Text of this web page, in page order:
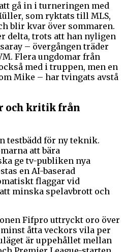
gå in i turneringen med
som ryktats till MLS,
blir kvar över sommaren.
delta, trots att han nyligen
– övergången träder
Flera ungdomar från
med i truppen, men en
Mike – har tvingats avstå
och kritik från
testbädd för ny teknik.
att bära
ge tv-publiken nya
en AI-baserad
flaggar vid
minska spelavbrott och
Fifpro uttryckt oro över
åtta veckors vila per
är uppehållet mellan